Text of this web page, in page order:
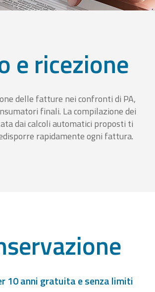
e ricezione
delle fatture nei confronti di PA,
finali. La compilazione dei
dai calcoli automatici proposti ti
rapidamente ogni fattura.
10 anni gratuita e senza limiti